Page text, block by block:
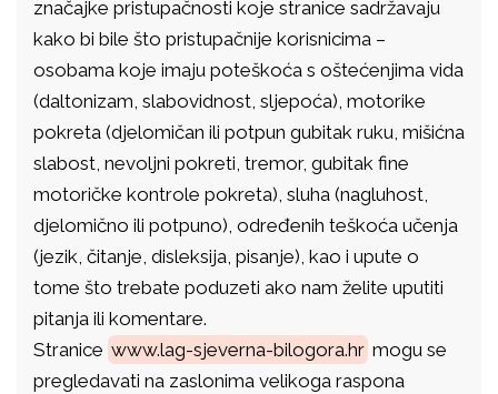
značajke pristupačnosti koje stranice sadržavaju
kako bi bile što pristupačnije korisnicima –
osobama koje imaju poteškoća s oštećenjima vida
(daltonizam, slabovidnost, sljepoća), motorike
pokreta (djelomičan ili potpun gubitak ruku, mišićna
slabost, nevoljni pokreti, tremor, gubitak fine
motoričke kontrole pokreta), sluha (nagluhost,
djelomično ili potpuno), određenih teškoća učenja
(jezik, čitanje, disleksija, pisanje), kao i upute o
tome što trebate poduzeti ako nam želite uputiti
pitanja ili komentare.
Stranice www.lag-sjeverna-bilogora.hr mogu se
pregledavati na zaslonima velikoga raspona